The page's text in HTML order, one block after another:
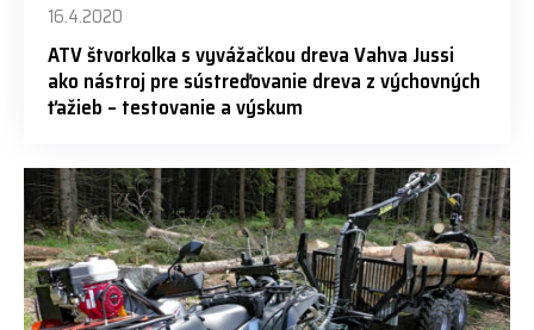
16.4.2020
ATV štvorkolka s vyvážačkou dreva Vahva Jussi
ako nástroj pre sústreďovanie dreva z výchovných
ťažieb – testovanie a výskum